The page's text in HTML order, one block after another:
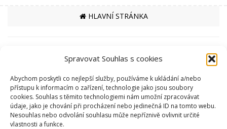
Spravovat Souhlas s cookies
Abychom poskytli co nejlepší služby, používáme k ukládání a/nebo
přístupu k informacím o zařízení, technologie jako jsou soubory
cookies. Souhlas s těmito technologiemi nám umožní zpracovávat
údaje, jako je chování při procházení nebo jedinečná ID na tomto webu.
Nesouhlas nebo odvolání souhlasu může nepříznivě ovlivnit určité
vlastnosti a funkce.
HLAVNÍ STRÁNKA
SPORTOVIŠTĚ
KRYTÝ PLAVECKÝ BAZÉN
SKI AREÁL PEKLÁK A BIKEPARK
ZIMNÍ STADION NA SKALCE